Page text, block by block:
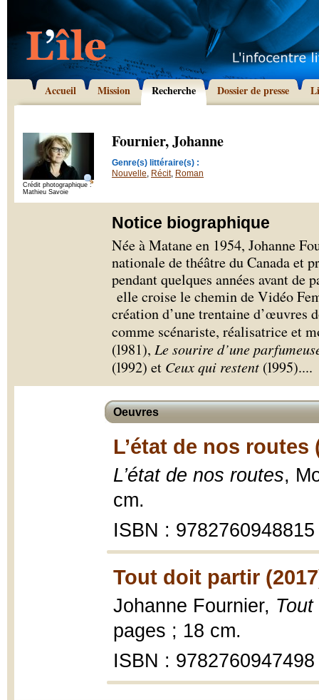
Accueil Mission Recherche Dossier de presse
Crédit photographique :
Mathieu Savoie
Fournier, Johanne
Genre(s) littéraire(s) :
Nouvelle, Récit, Roman
Notice biographique
Née à Matane en 1954, Johanne
nationale de théâtre du Canada et
pendant quelques années avant de
elle croise le chemin de Vidéo
création d’une trentaine d’œuvres
comme scénariste, réalisatrice et
(l981), Le sourire d’une
(l992) et Ceux qui restent (l995)....
Oeuvres
L’état de nos routes
L’état de nos routes,
cm.
ISBN : 9782760948815
Tout doit partir
Johanne Fournier,
pages ; 18 cm.
ISBN : 9782760947498